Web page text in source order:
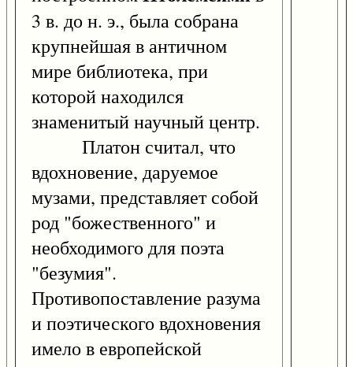
3 в. до н. э., была собрана
крупнейшая в античном
мире библиотека, при
которой находился
знаменитый научный центр.
Платон считал, что
вдохновение, даруемое
музами, представляет собой
род "божественного" и
необходимого для поэта
"безумия".
Противопоставление разума
и поэтического вдохновения
имело в европейской